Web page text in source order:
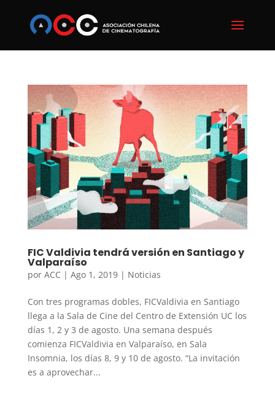
FIC Valdivia tendrá versión en Santiago y
Valparaíso
por ACC | Ago 1, 2019| Noticias
Con tres programas dobles, FICValdivia en Santiago
llega a la Sala de Cine del Centro de Extensión UC los
días 1, 2 y 3 de agosto. Una semana después
comienza FICValdivia en Valparaíso, en Sala
Insomnia, los días 8, 9 y 10 de agosto. “La invitación
es a aprovechar...